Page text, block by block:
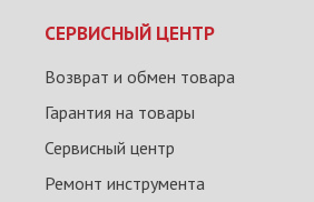
СЕРВИСНЫЙ ЦЕНТР
Возврат и обмен товара
Гарантия на товары
Сервисный центр
Ремонт инструмента